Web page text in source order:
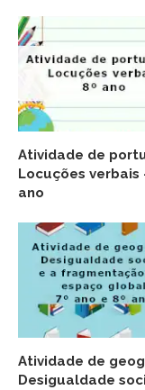
Atividade de
Locuções verbais
ano
Atividade de
Desigualdade